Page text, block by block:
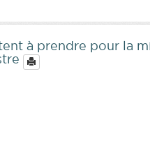
à prendre pour la